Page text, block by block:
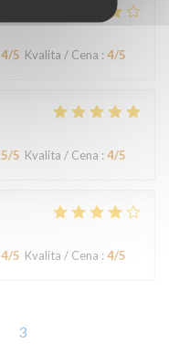
4/5 Kvalita / Cena : 4/5
5/5 Kvalita / Cena : 4/5
4/5 Kvalita / Cena :4/5
3